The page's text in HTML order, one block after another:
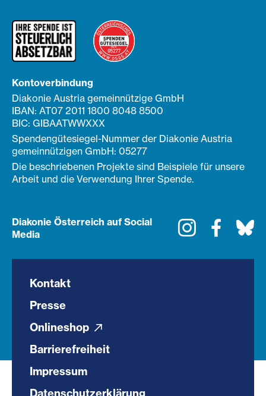
Kontoverbindung
Diakonie Austria gemeinnützige GmbH
IBAN: AT07 2011 1800 8048 8500
BIC: GIBAATWWXXX
Spendengütesiegel-Nummer der Diakonie Austria
gemeinnützigen GmbH: 05277
Die beschriebenen Projekte sind Beispiele für unsere
Arbeit und die Verwendung Ihrer Spende.
Diakonie Österreich auf Social
Media
Instagram
Kontakt
Presse
Onlineshop
Barrierefreiheit
Impressum
Datenschutzerklärung